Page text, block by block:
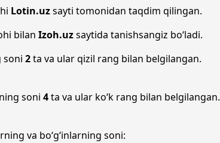
Lotin.uzsayti tomonidan taqdim qilingan.
bilan Izoh.uzsaytida tanishsangiz bo‘ladi.
soni 2ta va ular qizil rang bilan belgilangan.
soni 4ta va ular ko‘k rang bilan belgilangan.
va bo‘g‘inlarning soni: